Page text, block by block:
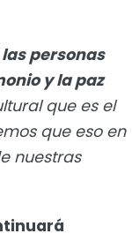
personas
y la paz
que es el
que eso en
nuestras